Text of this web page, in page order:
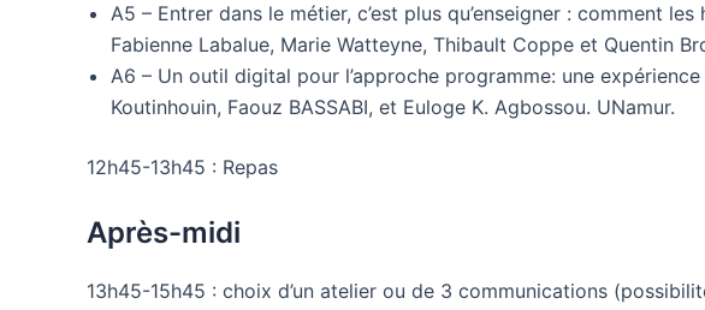
A5 – Entrer dans le métier, c’est plus qu’enseigner : comment
Fabienne Labalue, Marie Watteyne, Thibault Coppe et Quentin
A6 – Un outil digital pour l’approche programme: une
Koutinhouin, Faouz BASSABI, et Euloge K. Agbossou. UNamur.
12h45-13h45 : Repas
Après-midi
13h45-15h45 : choix d’un atelier ou de 3 communications